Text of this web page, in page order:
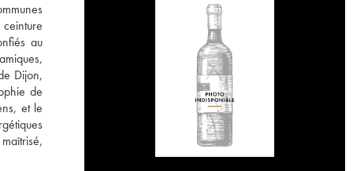
au
Dijon,
de
et le